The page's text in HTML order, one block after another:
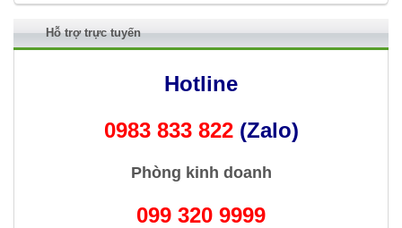
Hỗ trợ trực tuyến
Hotline
0983 833 822 (Zalo)
Phòng kinh doanh
099 320 9999